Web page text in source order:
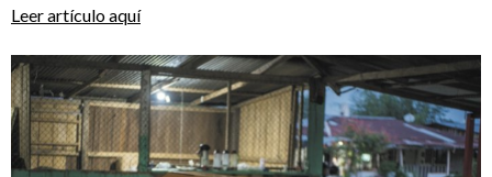
Leer artículo aquí